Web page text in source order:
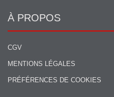
À PROPOS
CGV
MENTIONS LÉGALES
PRÉFÉRENCES DE COOKIES